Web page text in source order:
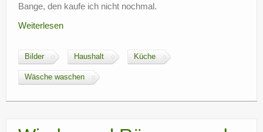
Bange, den kaufe ich nicht nochmal.
Weiterlesen
Bilder Haushalt Küche
Wäsche waschen